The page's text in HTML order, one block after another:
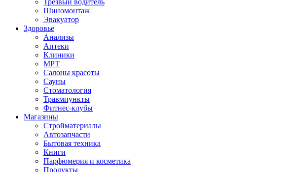
Трезвый водитель
Шиномонтаж
Эвакуатор
Здоровье
Анализы
Аптеки
Клиники
МРТ
Салоны красоты
Сауны
Стоматология
Травмпункты
Фитнес-клубы
Магазины
Стройматериалы
Автозапчасти
Бытовая техника
Книги
Парфюмерия и косметика
Продукты